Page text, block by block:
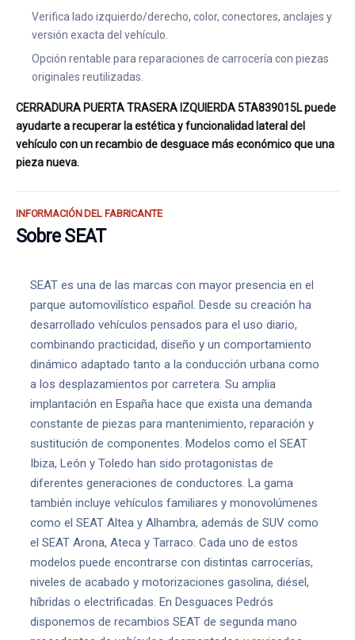
Verifica lado izquierdo/derecho, color, conectores, anclajes y
versión exacta del vehículo.
Opción rentable para reparaciones de carrocería con piezas
originales reutilizadas.
CERRADURA PUERTA TRASERA IZQUIERDA 5TA839015L puede
ayudarte a recuperar la estética y funcionalidad lateral del
vehículo con un recambio de desguace más económico que una
pieza nueva.
INFORMACIÓN DEL FABRICANTE
Sobre SEAT
SEAT es una de las marcas con mayor presencia en el
parque automovilístico español. Desde su creación ha
desarrollado vehículos pensados para el uso diario,
combinando practicidad, diseño y un comportamiento
dinámico adaptado tanto a la conducción urbana como
a los desplazamientos por carretera. Su amplia
implantación en España hace que exista una demanda
constante de piezas para mantenimiento, reparación y
sustitución de componentes. Modelos como el SEAT
Ibiza, León y Toledo han sido protagonistas de
diferentes generaciones de conductores. La gama
también incluye vehículos familiares y monovolúmenes
como el SEAT Altea y Alhambra, además de SUV como
el SEAT Arona, Ateca y Tarraco. Cada uno de estos
modelos puede encontrarse con distintas carrocerías,
niveles de acabado y motorizaciones gasolina, diésel,
híbridas o electrificadas. En Desguaces Pedrós
disponemos de recambios SEAT de segunda mano